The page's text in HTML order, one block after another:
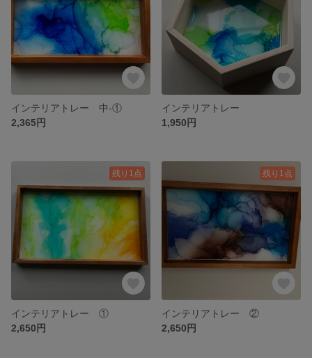
インテリアトレー 中-①
2,365円
インテリアトレー
1,950円
残り1点
インテリアトレー ①
2,650円
残り1点
インテリアトレー ②
2,650円